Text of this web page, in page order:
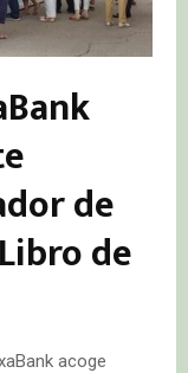
de
de
acoge